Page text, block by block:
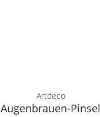
Artdeco
Augenbrauen-Pinsel